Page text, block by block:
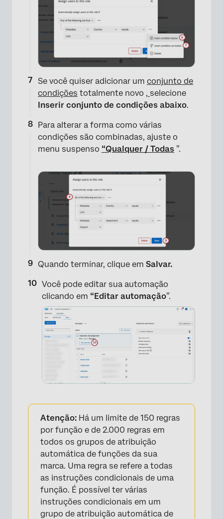
×
Se você quiser adicionar um conjunto de
condições totalmente novo , selecione
Inserir conjunto de condições abaixo.
Para alterar a forma como várias
condições são combinadas, ajuste o
menu suspenso “Qualquer / Todas ”.
Quando terminar, clique em Salvar.
Você pode editar sua automação
clicando em “Editar automação”.
Atenção: Há um limite de 150 regras
por função e de 2.000 regras em
todos os grupos de atribuição
automática de funções da sua
marca. Uma regra se refere a todas
as instruções condicionais de uma
função. É possível ter várias
instruções condicionais em um
grupo de atribuição automática de